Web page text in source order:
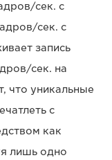
сек. с
сек. с
запись
сек. на
что уникальные
с
как
лишь одно